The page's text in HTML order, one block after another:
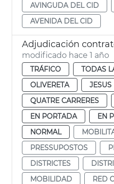
AVINGUDA DEL CID
AVENIDA DEL CID
modificado hace 1 año
TRÁFICO
TODAS
OLIVERETA
JESUS
QUATRE CARRERES
EN PORTADA
EN
NORMAL
PRESSUPOSTOS
DISTRICTES
MOBILIDAD
RED